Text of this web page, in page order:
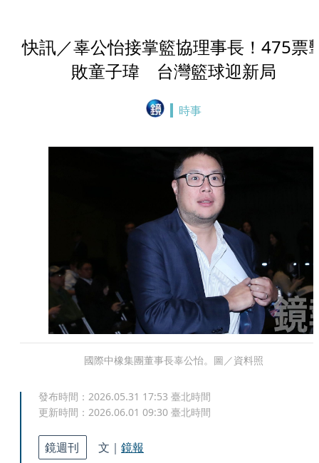
快訊／辜公怡接掌籃協理事長！475票
敗童子瑋 台灣籃球迎新局
時事
國際中橡集團董事長辜公怡。圖／資料照
發布時間： 2026.05.31 17:53 臺北時間
更新時間： 2026.06.01 09:30 臺北時間
鏡週刊 文｜ 鏡報